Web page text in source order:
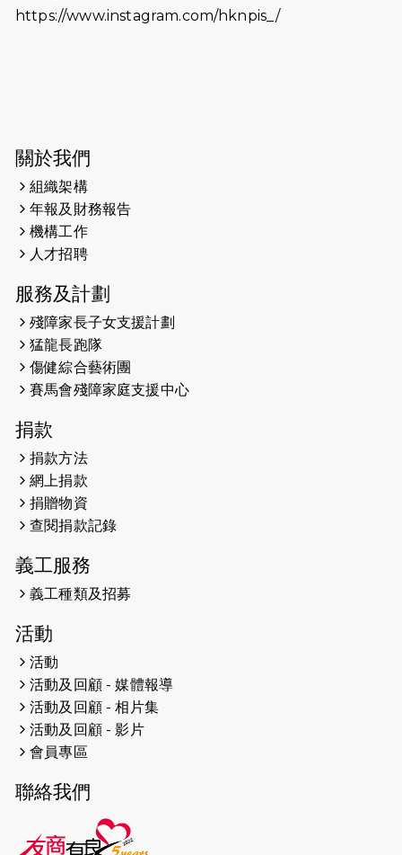
2026-06-11
猛龍長跑隊恆常練習 - 6月11日（19:00
2026-05-28
2026-05-22
2026-05-21
2026-05-14
（19:00開始）
2026-05-07
開始）
2026-04-30
2026-04-25
2026-04-24
2026-04-23
2026-04-19
2026-04-16
猛龍長跑隊恆常練習 - 4月16日
（19:00開始）
2026-04-12
2026-04-11
2026-04-10 太古家＋賞系列：漫步魔術與音樂
https://www.instagram.com/hknpis_/
關於我們
組織架構
年報及財務報告
機構工作
人才招聘
服務及計劃
殘障家長子女支援計劃
猛龍長跑隊
傷健綜合藝術團
賽馬會殘障家庭支援中心
捐款
捐款方法
網上捐款
捐贈物資
查閱捐款記錄
義工服務
義工種類及招募
活動
活動
活動及回顧 - 媒體報導
活動及回顧 - 相片集
活動及回顧 - 影片
會員專區
聯絡我們